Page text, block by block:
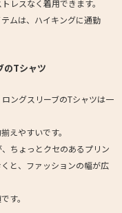
レスなく着用できます。
ムは、ハイキングに通勤
のTシャツ
ングスリーブのTシャツは一
えやすいです。
ちょっとクセのあるプリン
と、ファッションの幅が広
す。